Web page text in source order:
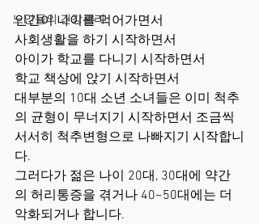
노인들의 건강관리
인간이 나이를 먹어가면서
사회생활을 하기 시작하면서
아이가 학교를 다니기 시작하면서
학교 책상에 앉기 시작하면서
대부분의 10대 소년 소녀들은 이미 척추
의 균형이 무너지기 시작하면서 조금씩
서서히 척추변형으로 나빠지기 시작합니
다.
그러다가 젊은 나이 20대, 30대에 약간
의 허리통증을 겪거나 40~50대에는 더
악화되거나 합니다.